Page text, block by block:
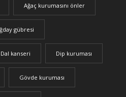
Ağaç kurumasını önler
gübresi
Dal kanseri Dip kuruması
Gövde kuruması